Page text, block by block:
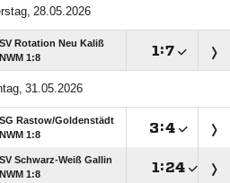

SV Rotation Neu Kaliß
NWM 1:8
 :

SG Rastow/​Goldenstädt
NWM 1:8
:
SV Schwarz-Weiß Gallin
NWM 1:8
 :